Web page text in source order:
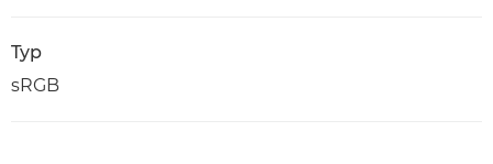
Typ
sRGB